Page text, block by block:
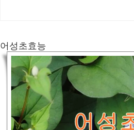
어성초효능